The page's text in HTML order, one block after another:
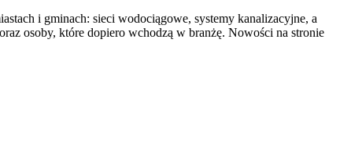
i gminach: sieci wodociągowe, systemy kanalizacyjne, a
osoby, które dopiero wchodzą w branżę. Nowości na stronie